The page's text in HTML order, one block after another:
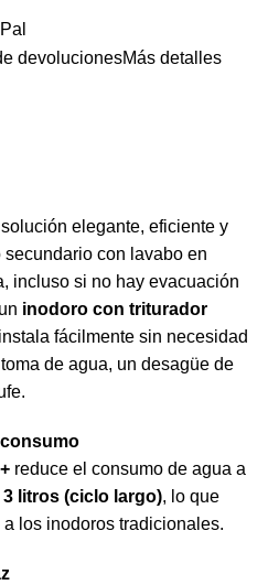
devolucionesMás detalles
elegante, eficiente y
con lavabo en
incluso si no hay evacuación
inodoro con triturador
fácilmente sin necesidad
de agua, un desagüe de
consumo
reduce el consumo de agua a
3 litros (ciclo largo), lo que
los inodoros tradicionales.